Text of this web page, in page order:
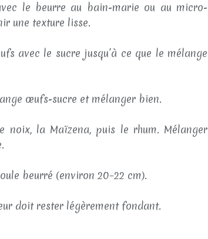
le beurre au bain-marie ou au micro-
une texture lisse.
avec le sucre jusqu’à ce que le mélange
œufs-sucre et mélanger bien.
noix, la Maïzena, puis le rhum. Mélanger
beurré (environ 20–22 cm).
doit rester légèrement fondant.